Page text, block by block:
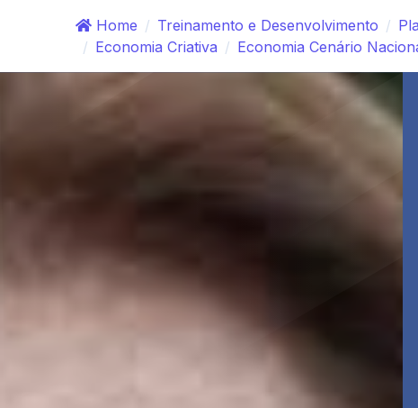
Home Treinamento e Desenvolvimento
Economia Criativa
Economia Cenário